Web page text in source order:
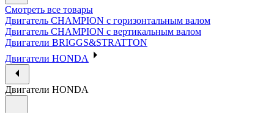
Смотреть все товары
Двигатель CHAMPION с горизонтальным валом
Двигатель CHAMPION с вертикальным валом
Двигатели BRIGGS&STRATTON
Двигатели HONDA
Двигатели HONDA